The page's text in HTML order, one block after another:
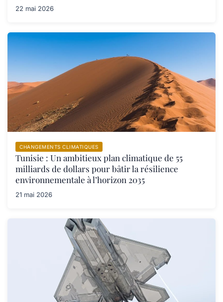
22 mai 2026
CHANGEMENTS CLIMATIQUES
Tunisie : Un ambitieux plan climatique de 55
milliards de dollars pour bâtir la résilience
environnementale à l’horizon 2035
21 mai 2026